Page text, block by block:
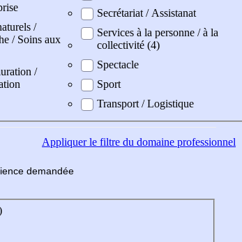
/
/ Soins aux
/
Secrétariat / Assistanat
Services à la personne / à la
collectivité (4)
Spectacle
Sport
Transport / Logistique
Appliquerle filtre du domaine professionnel
demandée